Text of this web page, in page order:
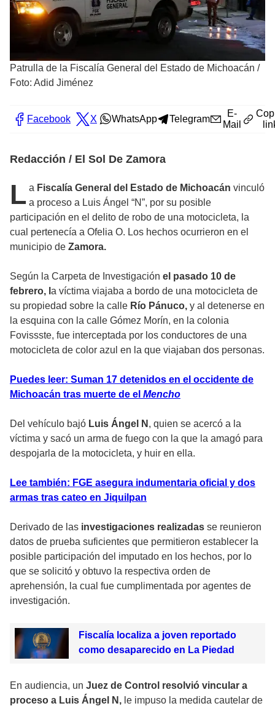
Patrulla de la Fiscalía General del Estado de Michoacán /
Foto: Adid Jiménez
Facebook X WhatsApp Telegram
E-
Mail
Redacción / El Sol De Zamora
L a Fiscalía General del Estado de Michoacán vinculó
a proceso a Luis Ángel “N”, por su posible
participación en el delito de robo de una motocicleta, la
cual pertenecía a Ofelia O. Los hechos ocurrieron en el
municipio de Zamora.
Según la Carpeta de Investigación el pasado 10 de
febrero, l a víctima viajaba a bordo de una motocicleta de
su propiedad sobre la calle Río Pánuco, y al detenerse en
la esquina con la calle Gómez Morín, en la colonia
Fovissste, fue interceptada por los conductores de una
motocicleta de color azul en la que viajaban dos personas.
Puedes leer: Suman 17 detenidos en el occidente de
Michoacán tras muerte de el Mencho
Del vehículo bajó Luis Ángel N , quien se acercó a la
víctima y sacó un arma de fuego con la que la amagó para
despojarla de la motocicleta, y huir en ella.
Lee también: FGE asegura indumentaria oficial y dos
armas tras cateo en Jiquilpan
Derivado de las investigaciones realizadas se reunieron
datos de prueba suficientes que permitieron establecer la
posible participación del imputado en los hechos, por lo
que se solicitó y obtuvo la respectiva orden de
aprehensión, la cual fue cumplimentada por agentes de
investigación.
Fiscalía localiza a joven reportado
como desaparecido en La Piedad
En audiencia, un Juez de Control resolvió vincular a
proceso a Luis Ángel N, le impuso la medida cautelar de